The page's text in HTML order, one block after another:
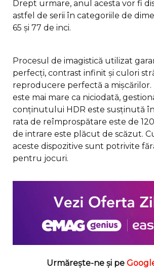
Drept urmare, anul acesta vor fi
astfel de serii în categoriile de
65 și 77 de inci.
Procesul de imagistică utilizat
perfecți, contrast infinit și culori
reproducere perfectă a
este mai mare ca niciodată,
conținutului HDR este susținută
rata de reîmprospătare este de
de intrare este plăcut de scăzut.
aceste dispozitive sunt potrivite
pentru jocuri.
Urmărește-ne și pe